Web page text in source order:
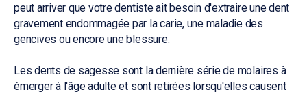
peut arriver que votre dentiste ait besoin d'extraire une dent
gravement endommagée par la carie, une maladie des
gencives ou encore une blessure.
Les dents de sagesse sont la dernière série de molaires à
émerger à l'âge adulte et sont retirées lorsqu'elles causent